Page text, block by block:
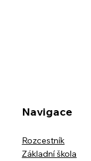
Navigace
Rozcestník
Základní škola